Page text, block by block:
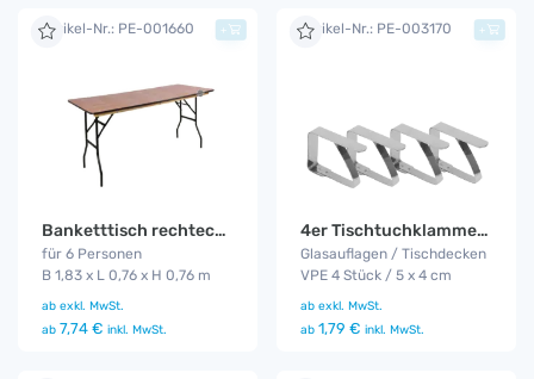
Artikel-Nr.: PE-001660
Banketttisch rechteckig 1,83 m
für 6 Personen
B 1,83 x L 0,76 x H 0,76 m
ab exkl. MwSt.
ab 7,74 € inkl. MwSt.
+ Artikel-Nr.: PE-003170
4er Tischtuchklammer Set
Glasauflagen / Tischdecken
VPE 4 Stück / 5 x 4 cm
ab exkl. MwSt.
ab 1,79 € inkl. MwSt.
+